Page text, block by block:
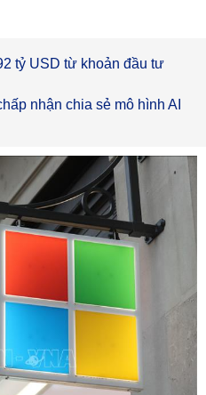
tỷ USD từ khoản đầu tư
nhận chia sẻ mô hình AI